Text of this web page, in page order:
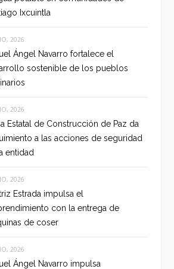
Ixcuintla
2026
Ángel Navarro fortalece el
sostenible de los pueblos
2026
Estatal de Construcción de Paz da
a las acciones de seguridad
entidad
2026
Estrada impulsa el
con la entrega de
de coser
2026
Ángel Navarro impulsa